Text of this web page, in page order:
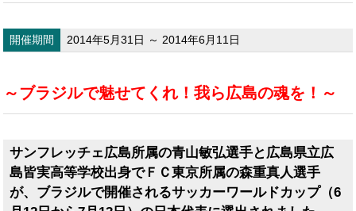
開催期間 2014年5月31日 ～ 2014年6月11日
～ブラジルで魅せてくれ！我ら広島の魂を！～
サンフレッチェ広島所属の青山敏弘選手と広島県立広
島皆実高等学校出身でＦＣ東京所属の森重真人選手
が、ブラジルで開催されるサッカーワールドカップ（6